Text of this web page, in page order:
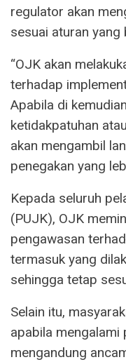
regulator akan
sesuai aturan yang
“OJK akan
terhadap
Apabila di
ketidakpatuhan
akan mengambil
penegakan yang
Kepada seluruh
(PUJK), OJK
pengawasan
termasuk yang
sehingga tetap
Selain itu,
apabila mengalami
mengandung